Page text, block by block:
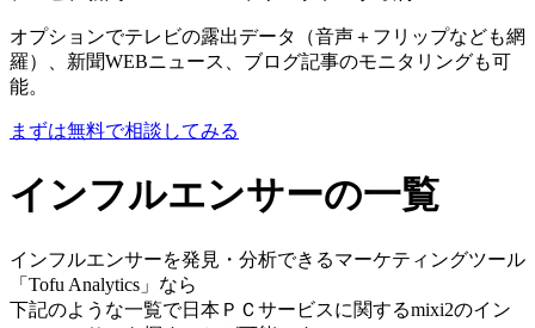
オプションでテレビの露出データ（音声＋フリップなども網
羅）、新聞WEBニュース、ブログ記事のモニタリングも可
能。
まずは無料で相談してみる
インフルエンサーの一覧
インフルエンサーを発見・分析できるマーケティングツール
「Tofu Analytics」なら
下記のような一覧で日本ＰＣサービスに関するmixi2のイン